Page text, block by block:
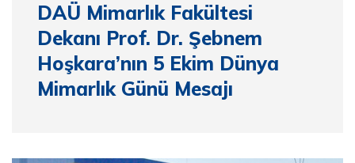
DAÜ Mimarlık Fakültesi
Dekanı Prof. Dr. Şebnem
Hoşkara’nın 5 Ekim Dünya
Mimarlık Günü Mesajı